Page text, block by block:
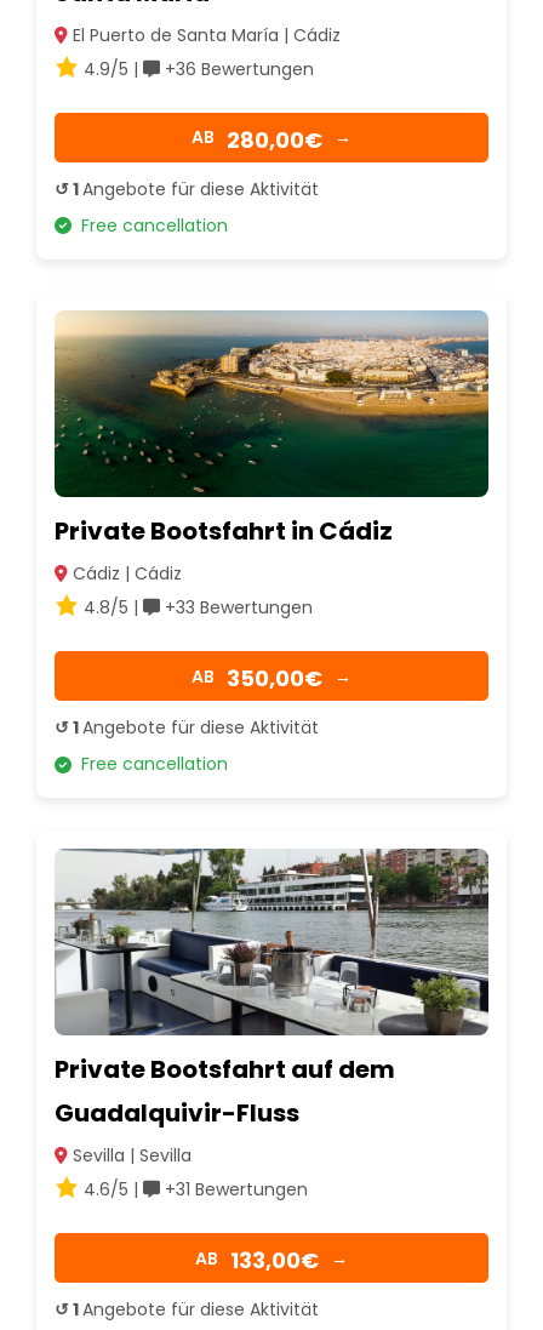
El Puerto de Santa María | Cádiz
4.9/5 |
+36 Bewertungen
AB 280,00€ →
↺ 1Angebote für diese Aktivität
Free cancellation
Private Bootsfahrt in Cádiz
Cádiz | Cádiz
4.8/5 |
+33 Bewertungen
AB 350,00€ →
↺ 1Angebote für diese Aktivität
Free cancellation
Private Bootsfahrt auf dem
Guadalquivir-Fluss
Sevilla | Sevilla
4.6/5 |
+31 Bewertungen
AB 133,00€ →
↺ 1Angebote für diese Aktivität